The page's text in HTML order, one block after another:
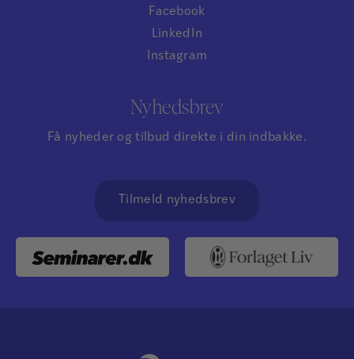
Facebook
LinkedIn
Instagram
Nyhedsbrev
Få nyheder og tilbud direkte i din indbakke.
Tilmeld nyhedsbrev